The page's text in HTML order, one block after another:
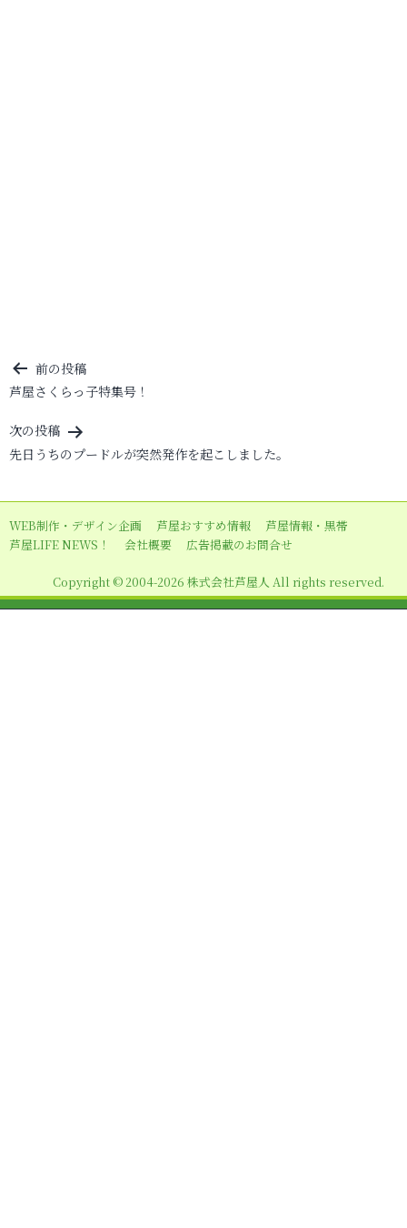
投
稿
ナ
ビ
ー
シ
ン
前の投稿
芦屋さくらっ子特集号！
次の投稿
先日うちのプードルが突然発作を起こしました。
WEB制作・デザイン企画 芦屋おすすめ情報
芦屋情報・黒帯
芦屋LIFE NEWS！
会社概要 広告掲載のお問合せ
Copyright © 2004-2026 株式会社芦屋人 All rights reserved.